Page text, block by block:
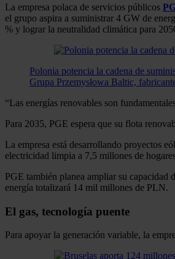
La empresa polaca de servicios públicos
el grupo aspira a suministrar 4 GW de
% y lograr la neutralidad climática para
Polonia potencia la cadena de
Grupa Przemysłowa Baltic,
“Las energías renovables son
Para 2035, PGE espera que su flota
La empresa está desarrollando proyectos
electricidad limpia a 7,5 millones de
PGE también planea ampliar su capacidad
energía totalizará 14 mil millones de PLN.
El gas, tecnología puente
Para apoyar la generación variable, la